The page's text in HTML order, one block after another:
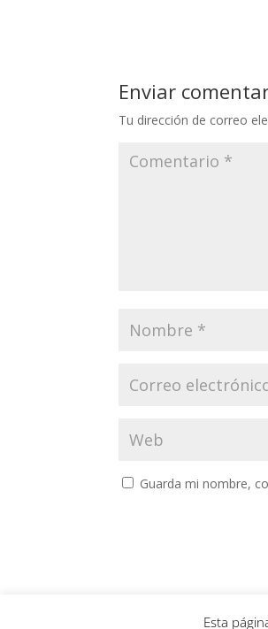
Enviar
Tu dirección de correo
Guarda mi nombre,
Esta